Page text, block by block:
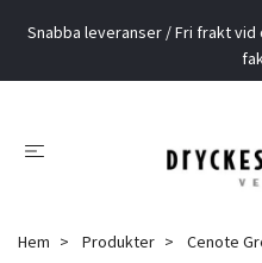
Snabba leveranser / Fri frakt
Hem Produkter Cenote